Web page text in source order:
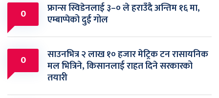
0 फ्रान्स स्विडेनलाई ३–० ले हराउँदै अन्तिम १६ मा,
एम्बाप्पेको दुई गोल
0 साउनभित्र २ लाख १० हजार मेट्रिक टन रासायनिक
मल भित्रिने, किसानलाई राहत दिने सरकारको
तयारी